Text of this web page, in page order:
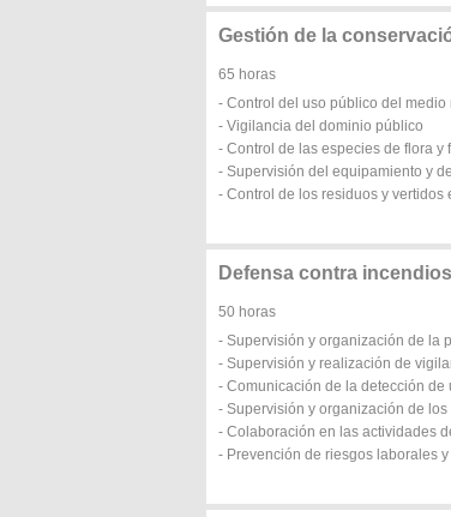
Gestión de la
65 horas
- Control del uso público del medio
- Vigilancia del dominio público
- Control de las especies de flora y
- Supervisión del equipamiento y
- Control de los residuos y vertidos
Defensa contra
50 horas
- Supervisión y organización de la
- Supervisión y realización de
- Comunicación de la detección de
- Supervisión y organización de
- Colaboración en las actividades
- Prevención de riesgos laborales